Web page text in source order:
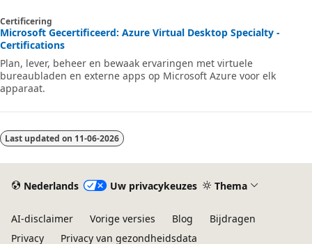
Certificering
Microsoft Gecertificeerd: Azure Virtual Desktop Specialty -
Certifications
Plan, lever, beheer en bewaak ervaringen met virtuele
bureaubladen en externe apps op Microsoft Azure voor elk
apparaat.
Last updated on 11-06-2026
Nederlands Uw privacykeuzes Thema
AI-disclaimer Vorige versies Blog
Bijdragen
Privacy
Privacy van gezondheidsdata